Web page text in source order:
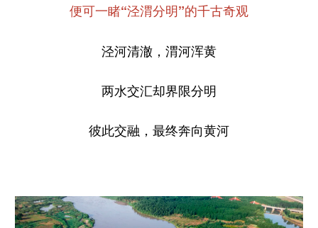
便可一睹“泾渭分明”的千古奇观
泾河清澈，渭河浑黄
两水交汇却界限分明
彼此交融，最终奔向黄河